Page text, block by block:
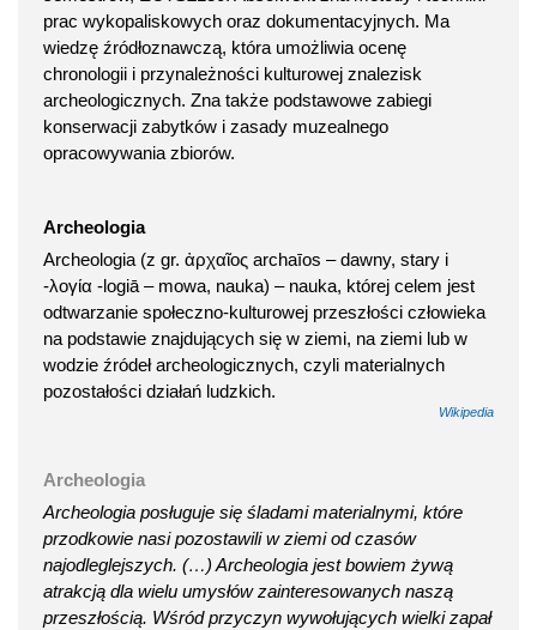
prac wykopaliskowych oraz dokumentacyjnych. Ma
wiedzę źródłoznawczą, która umożliwia ocenę
chronologii i przynależności kulturowej znalezisk
archeologicznych. Zna także podstawowe zabiegi
konserwacji zabytków i zasady muzealnego
opracowywania zbiorów.
Archeologia
Archeologia (z gr. ἀρχαῖος archaīos – dawny, stary i
-λογία -logiā – mowa, nauka) – nauka, której celem jest
odtwarzanie społeczno-kulturowej przeszłości człowieka
na podstawie znajdujących się w ziemi, na ziemi lub w
wodzie źródeł archeologicznych, czyli materialnych
pozostałości działań ludzkich.
Wikipedia
Archeologia
Archeologia posługuje się śladami materialnymi, które
przodkowie nasi pozostawili w ziemi od czasów
najodleglejszych. (…) Archeologia jest bowiem żywą
atrakcją dla wielu umysłów zainteresowanych naszą
przeszłością. Wśród przyczyn wywołujących wielki zapał